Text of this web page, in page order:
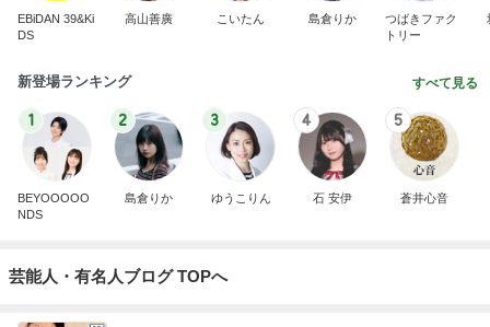
EBiDAN 39&Ki
DS
高山善廣 こいたん 島倉りか
つばきファク
トリー
新登場ランキング すべて見る
1
BEYOOOOO
NDS
2
島倉りか
3
ゆうこりん
4
石 安伊
5
蒼井心音
芸能人・有名人ブログ TOPへ